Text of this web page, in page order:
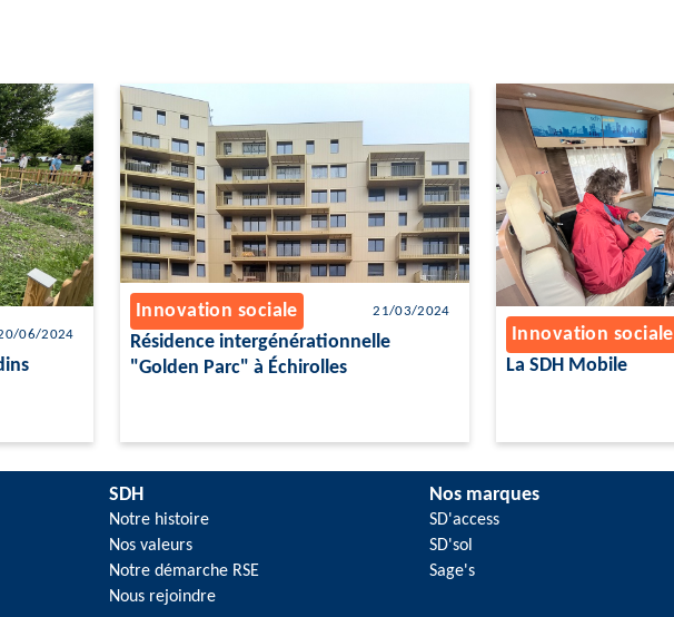
06/2024
Innovation sociale 21/03/2024
Résidence intergénérationnelle
"Golden Parc" à Échirolles
Innovation sociale
La SDH Mobile
SDH
Notre histoire
Nos valeurs
Notre démarche RSE
Nous rejoindre
Nos marques
SD'access
SD'sol
Sage's